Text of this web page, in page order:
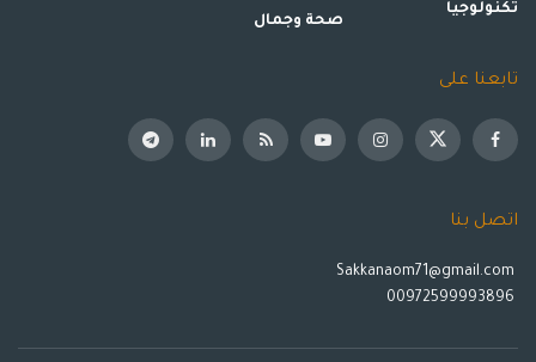
تكنولوجيا
صحة وجمال
تابعنا على
اتصل بنا
Sakkanaom71@gmail.com